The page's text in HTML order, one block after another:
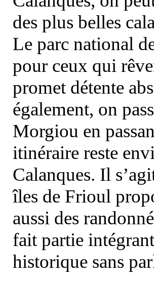
des plus belles
Le parc national
pour ceux qui
promet détente
également, on
Morgiou en
itinéraire reste
Calanques. Il
îles de Frioul
aussi des
fait partie
historique sans